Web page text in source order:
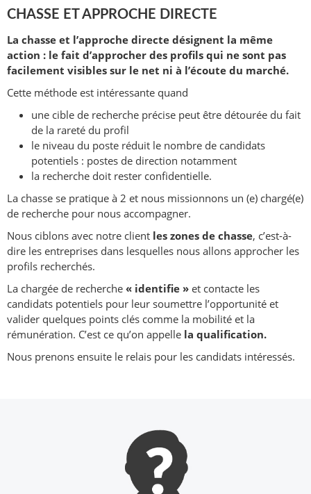
CHASSE ET APPROCHE DIRECTE
La chasse et l’approche directe désignent la même
action : le fait d’approcher des profils qui ne sont pas
facilement visibles sur le net ni à l’écoute du marché.
Cette méthode est intéressante quand
une cible de recherche précise peut être détourée du fait
de la rareté du profil
le niveau du poste réduit le nombre de candidats
potentiels : postes de direction notamment
la recherche doit rester confidentielle.
La chasse se pratique à 2 et nous missionnons un (e) chargé(e)
de recherche pour nous accompagner.
Nous ciblons avec notre client les zones de chasse, c’est-à-
dire les entreprises dans lesquelles nous allons approcher les
profils recherchés.
La chargée de recherche « identifie » et contacte les
candidats potentiels pour leur soumettre l’opportunité et
valider quelques points clés comme la mobilité et la
rémunération. C’est ce qu’on appelle la qualification.
Nous prenons ensuite le relais pour les candidats intéressés.